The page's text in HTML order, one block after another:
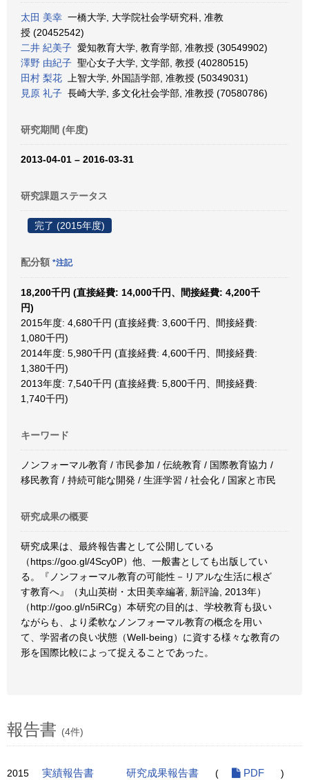
太田 美幸 一橋大学, 大学院社会学研究科, 准教
授 (20452542)
二井 紀美子 愛知教育大学, 教育学部, 准教授 (30549902)
澤野 由紀子 聖心女子大学, 文学部, 教授 (40280515)
田村 梨花 上智大学, 外国語学部, 准教授 (50349031)
見原 礼子 長崎大学, 多文化社会学部, 准教授 (70580786)
研究期間 (年度)
2013-04-01 – 2016-03-31
研究課題ステータス
完了 (2015年度)
配分額 *注記
18,200千円 (直接経費: 14,000千円、間接経費: 4,200千
円)
2015年度: 4,680千円 (直接経費: 3,600千円、間接経費:
1,080千円)
2014年度: 5,980千円 (直接経費: 4,600千円、間接経費:
1,380千円)
2013年度: 7,540千円 (直接経費: 5,800千円、間接経費:
1,740千円)
キーワード
ノンフォーマル教育 / 市民参加 / 伝統教育 / 国際教育協力 /
移民教育 / 持続可能な開発 / 生涯学習 / 社会化 / 国家と市民
研究成果の概要
研究成果は、最終報告書として公開している
（https://goo.gl/4Scy0P）他、一般書としても出版してい
る。『ノンフォーマル教育の可能性－リアルな生活に根ざ
す教育へ』（丸山英樹・太田美幸編著, 新評論, 2013年）
（http://goo.gl/n5iRCg）本研究の目的は、学校教育も扱い
ながらも、より柔軟なノンフォーマル教育の概念を用い
て、学習者の良い状態（Well-being）に資する様々な教育の
形を国際比較によって捉えることであった。
報告書 (4件)
2015 実績報告書 研究成果報告書 ( PDF )